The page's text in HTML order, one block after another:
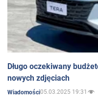
Długo oczekiwany
nowych zdjęciach
Wiadomości05.03.2025 19:31